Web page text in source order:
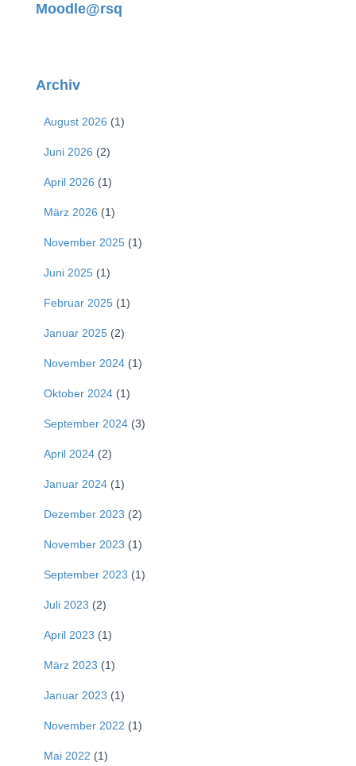
Moodle@rsq
Archiv
August 2026 (1)
Juni 2026 (2)
April 2026 (1)
März 2026 (1)
November 2025 (1)
Juni 2025 (1)
Februar 2025 (1)
Januar 2025 (2)
November 2024 (1)
Oktober 2024 (1)
September 2024 (3)
April 2024 (2)
Januar 2024 (1)
Dezember 2023 (2)
November 2023 (1)
September 2023 (1)
Juli 2023 (2)
April 2023 (1)
März 2023 (1)
Januar 2023 (1)
November 2022 (1)
Mai 2022 (1)